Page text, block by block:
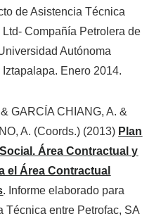
de Asistencia Técnica
Compañía Petrolera de
Autónoma
Enero 2014.
GARCÍA CHIANG, A. &
A. (Coords.) (2013) Plan
Área Contractual y
el Área Contractual
. Informe elaborado para
Técnica entre Petrofac, SA